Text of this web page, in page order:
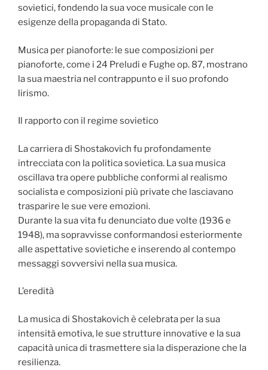
sovietici, fondendo la sua voce musicale con le
esigenze della propaganda di Stato.
Musica per pianoforte: le sue composizioni per
pianoforte, come i 24 Preludi e Fughe op. 87, mostrano
la sua maestria nel contrappunto e il suo profondo
lirismo.
Il rapporto con il regime sovietico
La carriera di Shostakovich fu profondamente
intrecciata con la politica sovietica. La sua musica
oscillava tra opere pubbliche conformi al realismo
socialista e composizioni più private che lasciavano
trasparire le sue vere emozioni.
Durante la sua vita fu denunciato due volte (1936 e
1948), ma sopravvisse conformandosi esteriormente
alle aspettative sovietiche e inserendo al contempo
messaggi sovversivi nella sua musica.
L’eredità
La musica di Shostakovich è celebrata per la sua
intensità emotiva, le sue strutture innovative e la sua
capacità unica di trasmettere sia la disperazione che la
resilienza.